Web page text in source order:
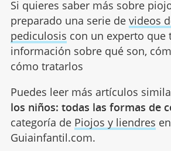
Si quieres saber más sobre
preparado una serie de videos
pediculosis con un experto que
información sobre qué son,
cómo tratarlos
Puedes leer más artículos
los niños: todas las formas de
categoría de Piojos y liendres en
Guiainfantil.com.